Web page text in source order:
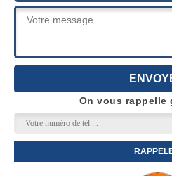
On vous rappelle